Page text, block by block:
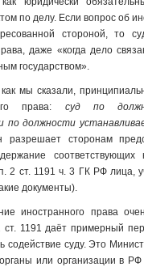
по делу. Если вопрос об
стороной, то
даже «когда дело
государством».
мы сказали,
права: суд по
по должности
сторонам
соответствующих
2 ст. 1191 ч. 3 ГК РФ лица,
документы).
иностранного права
1191 даёт примерный
содействие суду. Это
или организации в